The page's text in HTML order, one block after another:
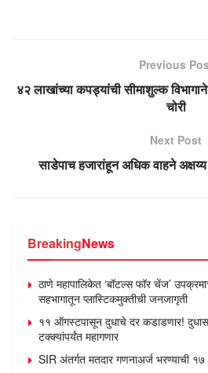
Previous
४२ लाखांच्या कपड्यांची सीमाशुल्क
चोरी
Next Post
साडेपाच हजारांहून अधिक वाहने अक्षय्य
BreakingNews
ठाणे महापालिकेत ‘बॉटल्स फॉर चेंज’
सहभागातून प्लास्टिकमुक्तीची जनजागृती
११ ऑगस्टपासून दुधाचे दर कडाडणार!
टक्क्यांपर्यंत महागणार
SIR अंतर्गत मतदार गणनाअर्ज भरण्याची